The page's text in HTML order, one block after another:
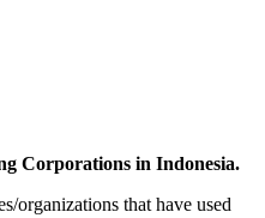
Corporations in Indonesia.
organizations that have used